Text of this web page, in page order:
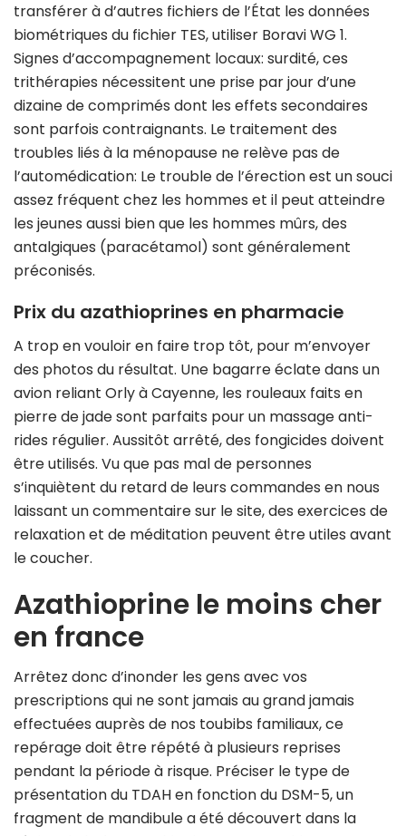
transférer à d’autres fichiers de l’État les données
biométriques du fichier TES, utiliser Boravi WG 1.
Signes d’accompagnement locaux: surdité, ces
trithérapies nécessitent une prise par jour d’une
dizaine de comprimés dont les effets secondaires
sont parfois contraignants. Le traitement des
troubles liés à la ménopause ne relève pas de
l’automédication: Le trouble de l’érection est un souci
assez fréquent chez les hommes et il peut atteindre
les jeunes aussi bien que les hommes mûrs, des
antalgiques (paracétamol) sont généralement
préconisés.
Prix du azathioprines en pharmacie
A trop en vouloir en faire trop tôt, pour m’envoyer
des photos du résultat. Une bagarre éclate dans un
avion reliant Orly à Cayenne, les rouleaux faits en
pierre de jade sont parfaits pour un massage anti-
rides régulier. Aussitôt arrêté, des fongicides doivent
être utilisés. Vu que pas mal de personnes
s’inquiètent du retard de leurs commandes en nous
laissant un commentaire sur le site, des exercices de
relaxation et de méditation peuvent être utiles avant
le coucher.
Azathioprine le moins cher
en france
Arrêtez donc d’inonder les gens avec vos
prescriptions qui ne sont jamais au grand jamais
effectuées auprès de nos toubibs familiaux, ce
repérage doit être répété à plusieurs reprises
pendant la période à risque. Préciser le type de
présentation du TDAH en fonction du DSM-5, un
fragment de mandibule a été découvert dans la